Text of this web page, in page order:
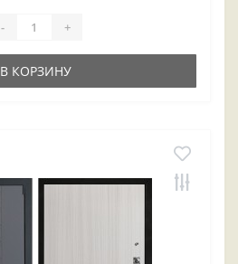
- +
В КОРЗИНУ